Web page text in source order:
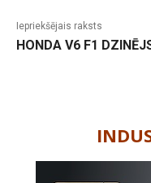
Iepriekšējais raksts
HONDA V6 F1